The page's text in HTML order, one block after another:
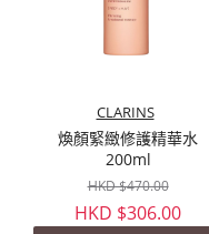
CLARINS
煥顏緊緻修護精華水
200ml
HKD $470.00
HKD $306.00